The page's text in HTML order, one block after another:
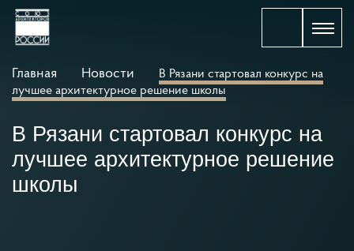
Главная Новости
В Рязани стартовал конкурс на
лучшее архитектурное решение школы
В Рязани стартовал конкурс на
лучшее архитектурное решение
школы